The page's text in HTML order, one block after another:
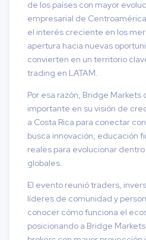
de los países con mayor
empresarial de
el interés creciente en los
apertura hacia nuevas
convierten en un territorio
trading en LATAM.
Por esa razón, Bridge Markets
importante en su visión de
a Costa Rica para conectar
busca innovación, educación
reales para evolucionar
globales.
El evento reunió traders,
líderes de comunidad y
conocer cómo funciona el
posicionando a Bridge